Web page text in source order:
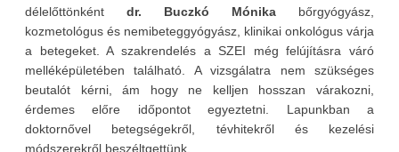
délelőttönként dr. Buczkó Mónika bőrgyógyász,
kozmetológus és nemibeteggyógyász, klinikai onkológus várja
a betegeket. A szakrendelés a SZEI még felújításra váró
melléképületében található. A vizsgálatra nem szükséges
beutalót kérni, ám hogy ne kelljen hosszan várakozni,
érdemes előre időpontot egyeztetni. Lapunkban a
doktornővel betegségekről, tévhitekről és kezelési
módszerekről beszéltgettünk.